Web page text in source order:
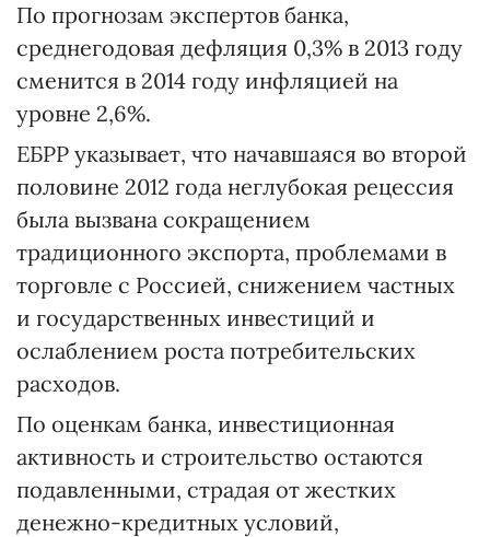
По прогнозам экспертов банка,
среднегодовая дефляция 0,3% в 2013 году
сменится в 2014 году инфляцией на
уровне 2,6%.
ЕБРР указывает, что начавшаяся во второй
половине 2012 года неглубокая рецессия
была вызвана сокращением
традиционного экспорта, проблемами в
торговле с Россией, снижением частных
и государственных инвестиций и
ослаблением роста потребительских
расходов.
По оценкам банка, инвестиционная
активность и строительство остаются
подавленными, страдая от жестких
денежно-кредитных условий,